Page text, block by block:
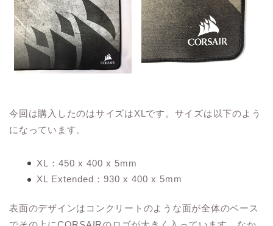
今回は購入したのはサイズはXLです。サイズは以下のよう
になっています。
XL：450 x 400 x 5mm
XL Extended：930 x 400 x 5mm
表面のデザインはコンクリートのような面が全体のベース